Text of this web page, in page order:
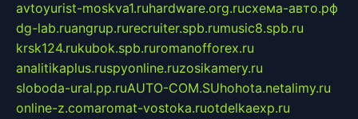
avtoyurist-moskva1.ruhardware.org.ruсхема-авто.рф
dg-lab.ruangrup.rurecruiter.spb.rumusic8.spb.ru
krsk124.rukubok.spb.ruromanofforex.ru
analitikaplus.ruspyonline.ruzosikamery.ru
sloboda-ural.pp.ruAUTO-COM.SUhohota.netalimy.ru
online-z.comaromat-vostoka.ruotdelkaexp.ru